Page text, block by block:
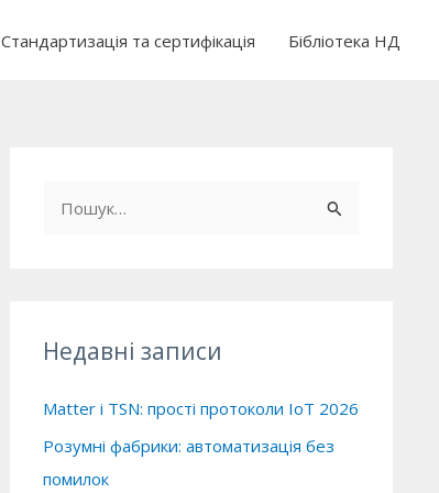
Стандартизація та сертифікація Бібліотека НД
иНедавні записи
Matter і TSN: прості протоколи IoT 2026
Розумні фабрики: автоматизація без
помилок